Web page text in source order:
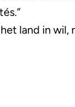
land in wil,